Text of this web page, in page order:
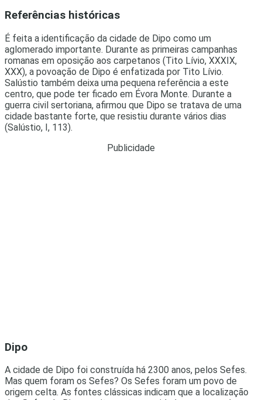
Referências históricas
É feita a identificação da cidade de Dipo como um
aglomerado importante. Durante as primeiras campanhas
romanas em oposição aos carpetanos (Tito Lívio, XXXIX,
XXX), a povoação de Dipo é enfatizada por Tito Lívio.
Salústio também deixa uma pequena referência a este
centro, que pode ter ficado em Évora Monte. Durante a
guerra civil sertoriana, afirmou que Dipo se tratava de uma
cidade bastante forte, que resistiu durante vários dias
(Salústio, I, 113).
Publicidade
Dipo
A cidade de Dipo foi construída há 2300 anos, pelos Sefes.
Mas quem foram os Sefes? Os Sefes foram um povo de
origem celta. As fontes clássicas indicam que a localização